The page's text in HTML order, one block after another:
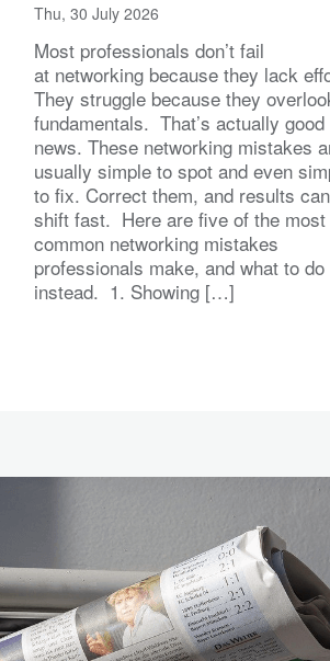
Thu, 30 July 2026
Most professionals don’t fail
at networking because they lack
They struggle because they
fundamentals. That’s actually good
news. These networking mistakes
usually simple to spot and even
to fix. Correct them, and results can
shift fast. Here are five of the most
common networking mistakes
professionals make, and what to do
instead. 1. Showing […]